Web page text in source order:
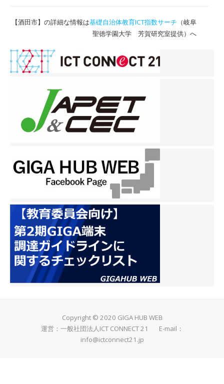
今後は行政や民間の力も
借りながら、教育イノベー
せ、新たな学びの最前線を
切り拓いていきたい。
【酒田市】の詳細な情報は基礎自治体教育ICT指数サーチ （岐阜
聖徳学園大学 芳賀研究室提供）へ
Copyright © 2020 GIGA HUB WEB
運営：一般社団法人ICT CONNECT 21 E-mail：
info@ictconnect21.jp